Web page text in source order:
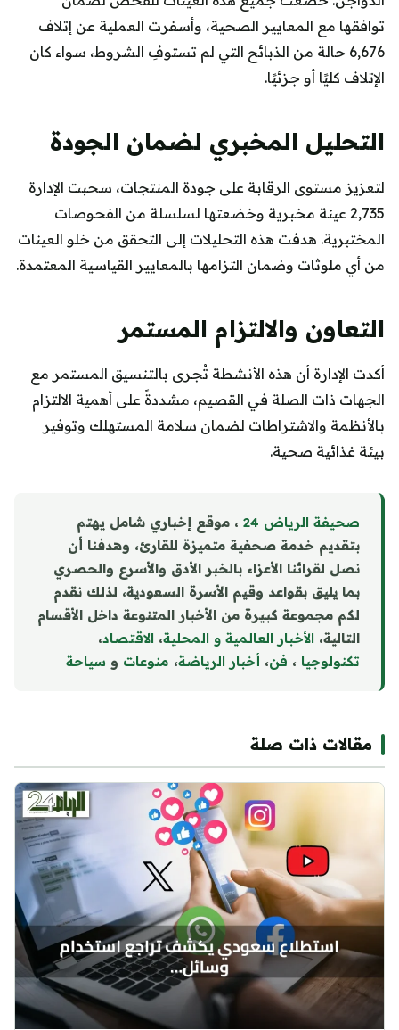
توافقها مع المعايير الصحية، وأسفرت العملية عن إتلاف
6,676 حالة من الذبائح التي لم تستوفِ الشروط، سواء كان
الإتلاف كليًا أو جزئيًا.
التحليل المخبري لضمان الجودة
لتعزيز مستوى الرقابة على جودة المنتجات، سحبت الإدارة
2,735 عينة مخبرية وخضعتها لسلسلة من الفحوصات
المختبرية. هدفت هذه التحليلات إلى التحقق من خلو العينات
من أي ملوثات وضمان التزامها بالمعايير القياسية المعتمدة.
التعاون والالتزام المستمر
أكدت الإدارة أن هذه الأنشطة تُجرى بالتنسيق المستمر مع
الجهات ذات الصلة في القصيم، مشددةً على أهمية الالتزام
بالأنظمة والاشتراطات لضمان سلامة المستهلك وتوفير
بيئة غذائية صحية.
صحيفة الرياض 24
، موقع إخباري شامل يهتم
بتقديم خدمة صحفية متميزة للقارئ، وهدفنا أن
نصل لقرائنا الأعزاء بالخبر الأدق والأسرع والحصري
بما يليق بقواعد وقيم الأسرة السعودية، لذلك نقدم
لكم مجموعة كبيرة من الأخبار المتنوعة داخل الأقسام
التالية، الأخبار العالمية و المحلية، الاقتصاد،
تكنولوجيا ، فن، أخبار الرياضة، منوعات و سياحة
مقالات ذات صلة